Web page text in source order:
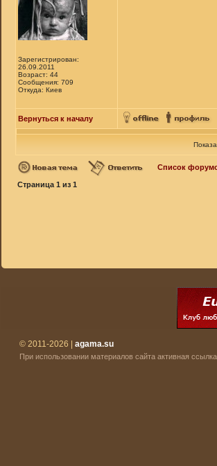
Зарегистрирован:
26.09.2011
Возраст: 44
Сообщения: 709
Откуда: Киев
Вернуться к началу
Список
Страница 1 из 1
© 2011-2026 | agama.su
При использовании материалов сайта активная